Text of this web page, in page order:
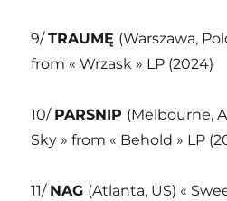
9/TRAUMĘ (Warszawa,
from « Wrzask » LP (2024)
10/ PARSNIP (Melbourne,
Sky » from « Behold » LP
11/ NAG (Atlanta, US) «